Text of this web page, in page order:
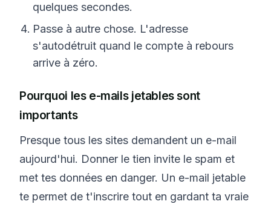
quelques secondes.
Passe à autre chose. L'adresse
s'autodétruit quand le compte à rebours
arrive à zéro.
Pourquoi les e-mails jetables sont
importants
Presque tous les sites demandent un e-mail
aujourd'hui. Donner le tien invite le spam et
met tes données en danger. Un e-mail jetable
te permet de t'inscrire tout en gardant ta vraie